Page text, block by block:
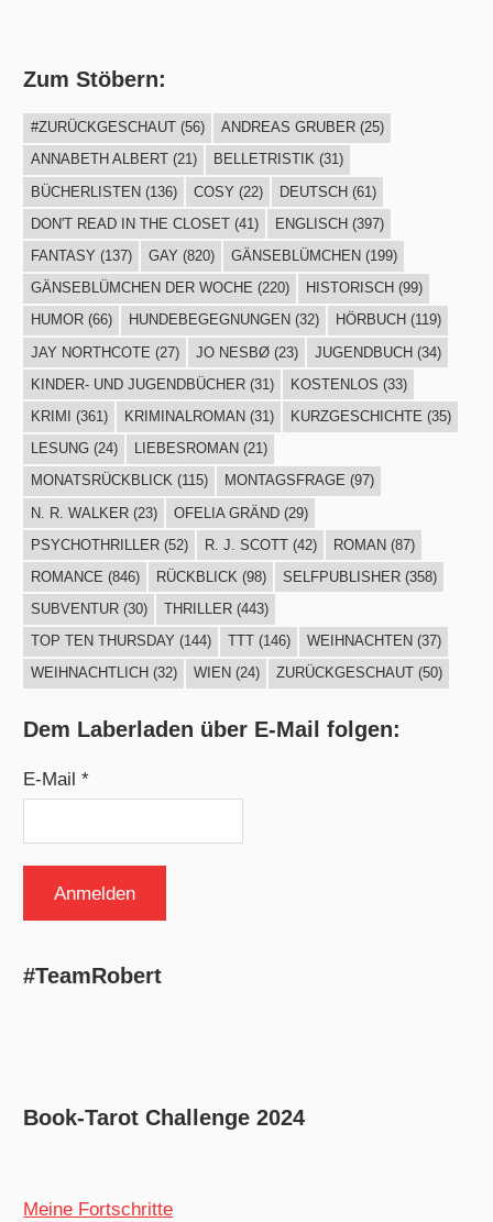
Zum Stöbern:
#ZURÜCKGESCHAUT(56) ANDREAS GRUBER(25)
ANNABETH ALBERT(21) BELLETRISTIK(31)
BÜCHERLISTEN(136) COSY (22) DEUTSCH(61)
DON'T READ IN THE CLOSET(41) ENGLISCH (397)
FANTASY (137) GAY (820) GÄNSEBLÜMCHEN (199)
GÄNSEBLÜMCHEN DER WOCHE (220) HISTORISCH (99)
HUMOR(66) HUNDEBEGEGNUNGEN (32) HÖRBUCH (119)
JAY NORTHCOTE (27) JO NESBØ(23) JUGENDBUCH(34)
KINDER- UND JUGENDBÜCHER(31) KOSTENLOS (33)
KRIMI
(361) KRIMINALROMAN (31) KURZGESCHICHTE (35)
LESUNG(24) LIEBESROMAN (21)
MONATSRÜCKBLICK(115) MONTAGSFRAGE (97)
N. R. WALKER(23) OFELIA GRÄND(29)
PSYCHOTHRILLER(52) R. J. SCOTT(42) ROMAN(87)
ROMANCE (846) RÜCKBLICK (98) SELFPUBLISHER(358)
SUBVENTUR(30) THRILLER(443)
TOP TEN THURSDAY (144) TTT(146) WEIHNACHTEN (37)
WEIHNACHTLICH (32) WIEN (24) ZURÜCKGESCHAUT(50)
Dem Laberladen über E-Mail folgen:
E-Mail *
#TeamRobert
Book-Tarot Challenge 2024
Meine Fortschritte